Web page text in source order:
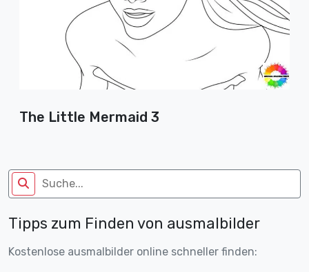
The Little Mermaid 3
Tipps zum Finden von ausmalbilder
Kostenlose ausmalbilder online schneller finden: